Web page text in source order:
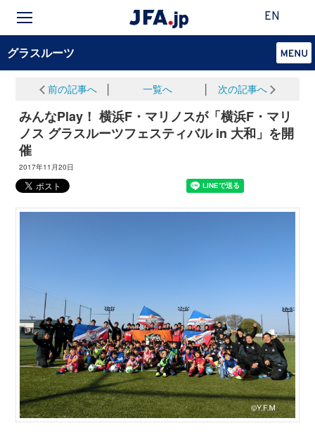
EN
グラスルーツ
前の記事へ 一覧へ 次の記事へ
みんなPlay！ 横浜F・マリノスが「横浜F・マリ
ノス グラスルーツフェスティバル in 大和」を開
催
2017年11月20日